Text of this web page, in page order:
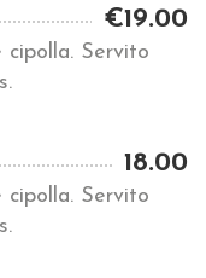
€19.00
cipolla. Servito
18.00
cipolla. Servito